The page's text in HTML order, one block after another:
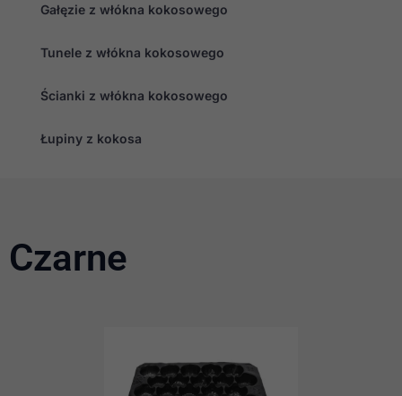
Gałęzie z włókna kokosowego
Tunele z włókna kokosowego
Ścianki z włókna kokosowego
Łupiny z kokosa
Czarne
Statystyka